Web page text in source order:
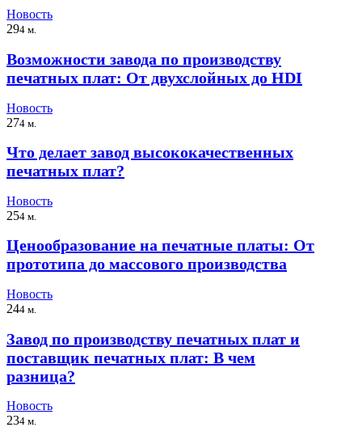
Новость
294 м.
Возможности завода по производству
печатных плат: От двухслойных до HDI
Новость
274 м.
Что делает завод высококачественных
печатных плат?
Новость
254 м.
Ценообразование на печатные платы: От
прототипа до массового производства
Новость
244 м.
Завод по производству печатных плат и
поставщик печатных плат: В чем
разница?
Новость
234 м.